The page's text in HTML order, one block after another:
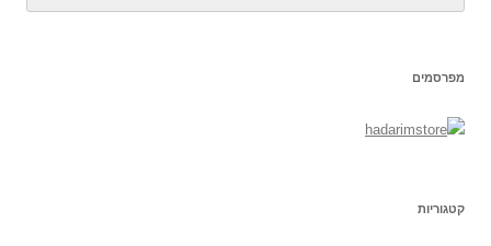
מפרסמים
קטגוריות